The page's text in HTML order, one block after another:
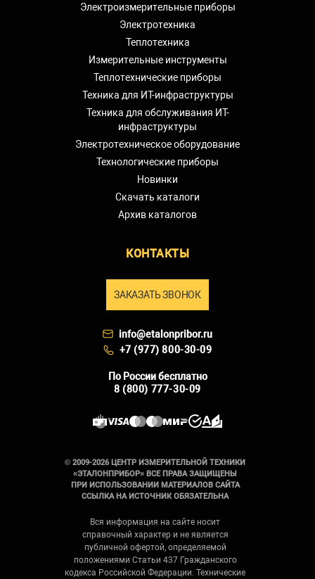
Электроизмерительные приборы
Электротехника
Теплотехника
Измерительные инструменты
Теплотехнические приборы
Техника для ИТ-инфраструктуры
Техника для обслуживания ИТ-
инфраструктуры
Электротехническое оборудование
Технологические приборы
Новинки
Скачать каталоги
Архив каталогов
КОНТАКТЫ
ЗАКАЗАТЬ ЗВОНОК
info@etalonpribor.ru
+7 (977) 800-30-09
По России бесплатно
8 (800) 777-30-09
© 2009-2026 ЦЕНТР ИЗМЕРИТЕЛЬНОЙ ТЕХНИКИ
«ЭТАЛОНПРИБОР» ВСЕ ПРАВА ЗАЩИЩЕНЫ
ПРИ ИСПОЛЬЗОВАНИИ МАТЕРИАЛОВ САЙТА
ССЫЛКА НА ИСТОЧНИК ОБЯЗАТЕЛЬНА
Вся информация на сайте носит
справочный характер и не является
публичной офертой, определяемой
положениями Статьи 437 Гражданского
кодекса Российской Федерации. Технические